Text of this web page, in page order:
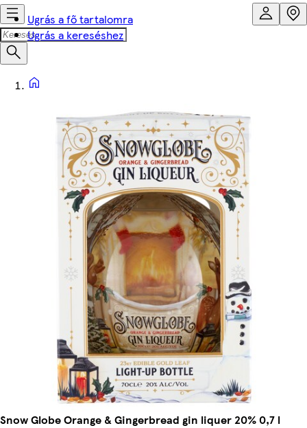
Ugrás a fő tartalomra
Ugrás a kereséshez
Snow Globe Orange & Gingerbread gin liquer 20% 0,7 l